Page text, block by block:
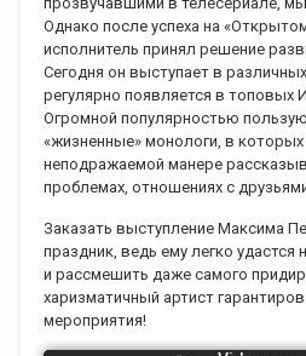
Однако после успеха на
исполнитель принял решение
Сегодня он выступает в
регулярно появляется в топовых
Огромной популярностью
«жизненные» монологи, в которых
неподражаемой манере
проблемах, отношениях с
Заказать выступление Максима
праздник, ведь ему легко удастся
и рассмешить даже самого
харизматичный артист
мероприятия!